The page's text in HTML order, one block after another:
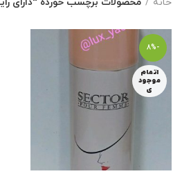
-8%
اتمام
موجود
ی